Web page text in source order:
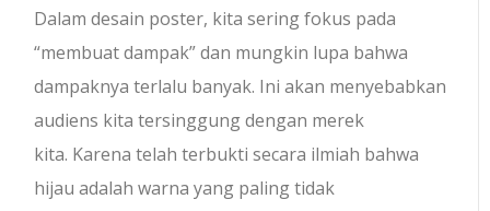
Dalam desain poster, kita sering fokus pada
“membuat dampak” dan mungkin lupa bahwa
dampaknya terlalu banyak. Ini akan menyebabkan
audiens kita tersinggung dengan merek
kita. Karena telah terbukti secara ilmiah bahwa
hijau adalah warna yang paling tidak